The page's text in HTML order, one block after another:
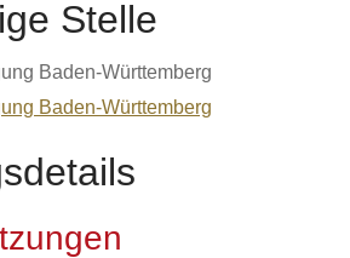
Stelle
Baden-Württemberg
Baden-Württemberg